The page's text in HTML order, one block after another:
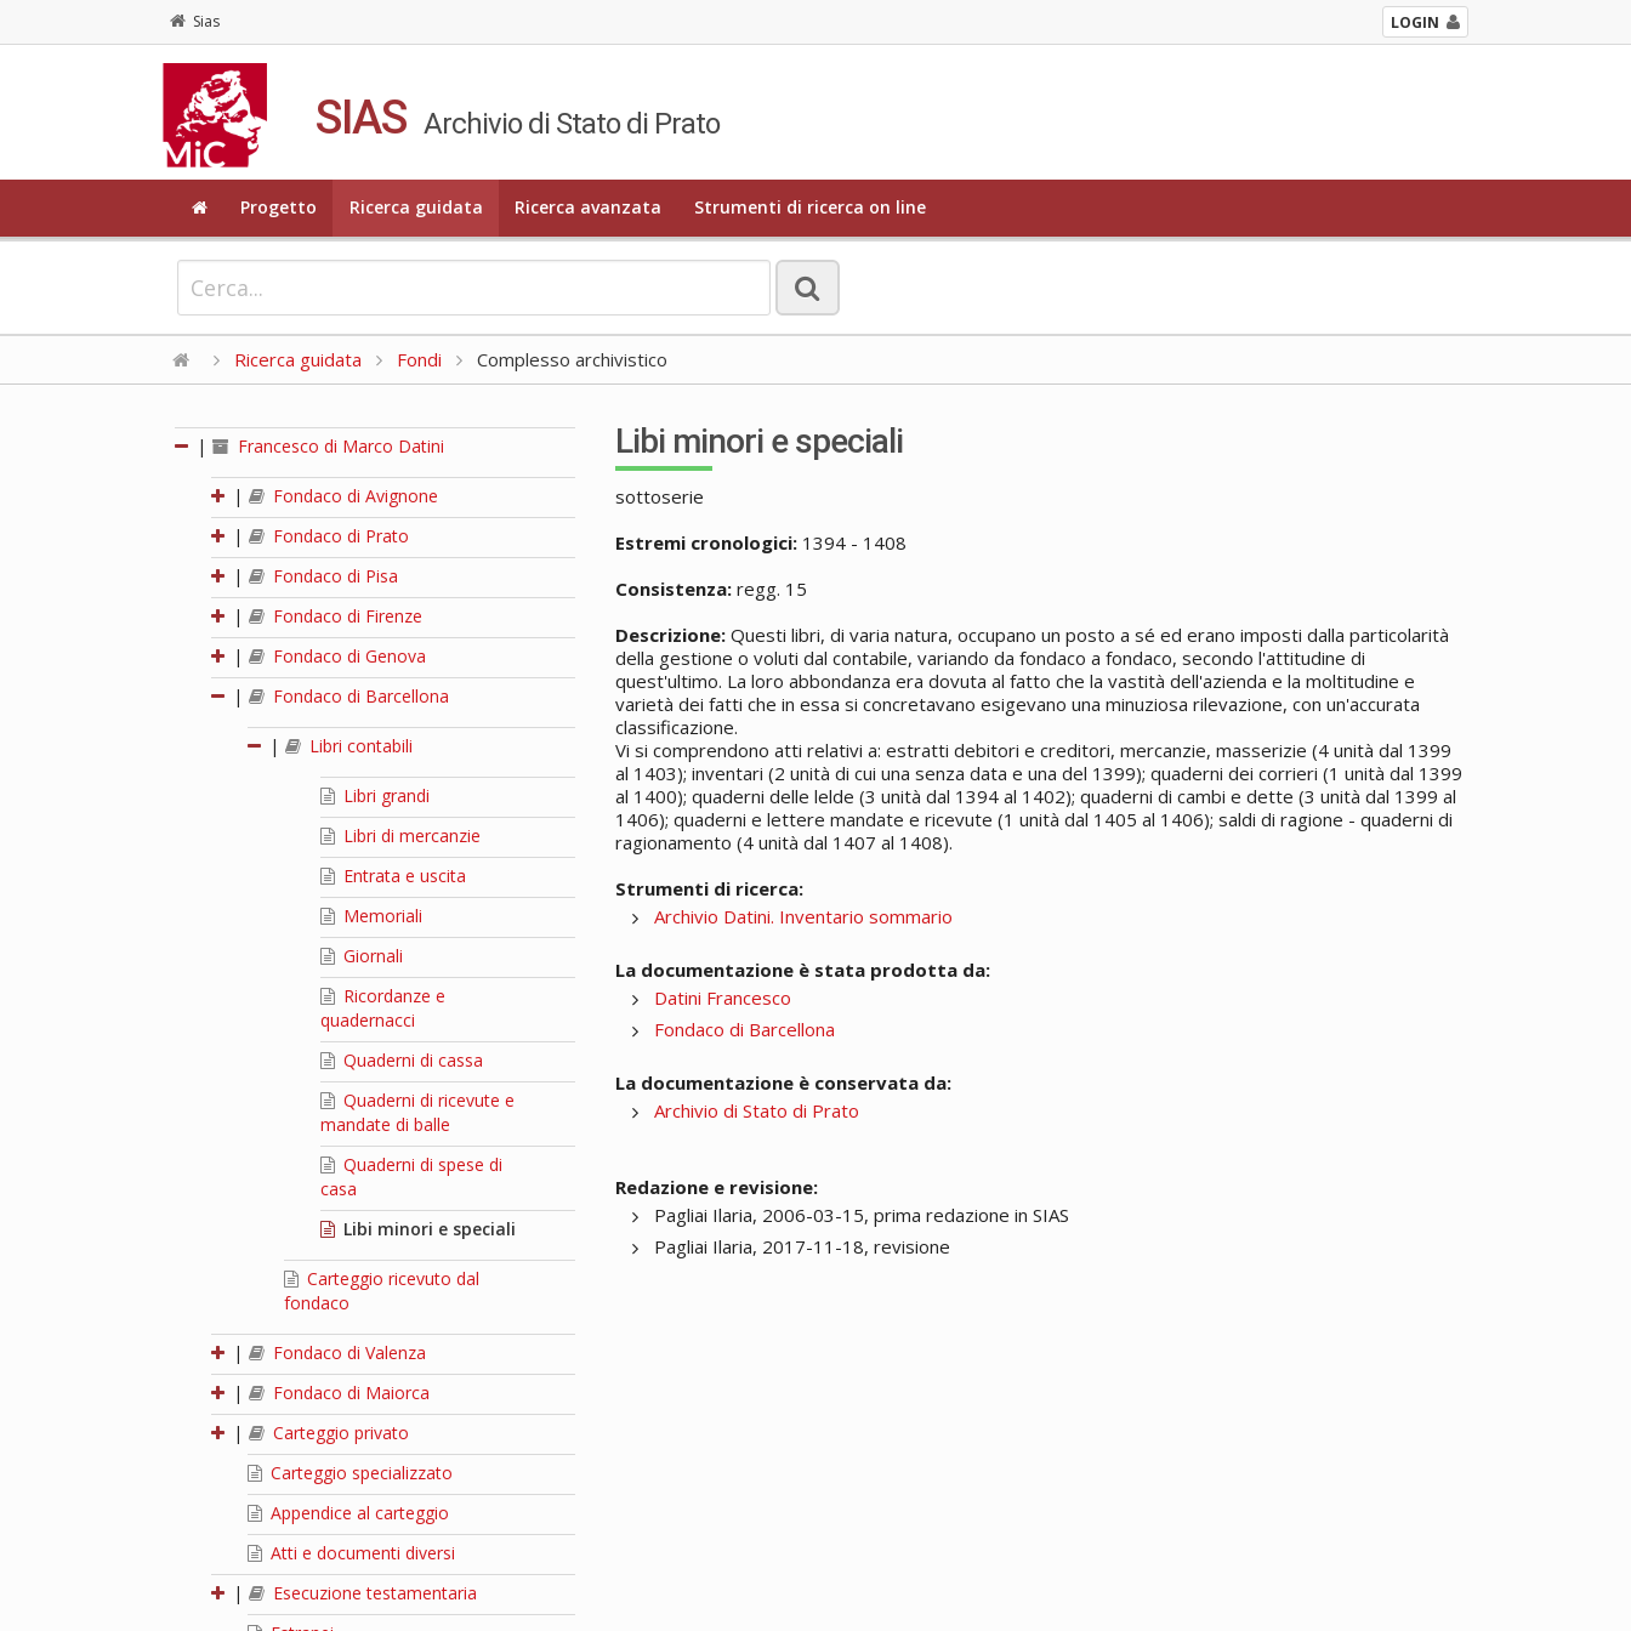
Sias LOGIN
SIAS Archivio di Stato di Prato
Progetto Ricerca guidata Ricerca avanzata Strumenti di ricerca on line
Ricerca guidata Fondi Complesso archivistico
| Francesco di Marco Datini
|
Fondaco di Avignone
|
Fondaco di Prato
|
Fondaco di Pisa
|
Fondaco di Firenze
|
Fondaco di Genova
|
Fondaco di Barcellona
| Libri contabili
Libri grandi
Libri di mercanzie
Entrata e uscita
Memoriali
Giornali
Ricordanze e
quadernacci
Quaderni di cassa
Quaderni di ricevute e
mandate di balle
Quaderni di spese di
casa
Libi minori e speciali
Carteggio ricevuto dal
fondaco
|
Fondaco di Valenza
|
Fondaco di Maiorca
|
Carteggio privato
Carteggio specializzato
Appendice al carteggio
Atti e documenti diversi
|
Esecuzione testamentaria
Libi minori e speciali
sottoserie
Estremi cronologici: 1394 - 1408
Consistenza: regg. 15
Descrizione: Questi libri, di varia natura, occupano un posto a sé ed erano imposti dalla particolarità
della gestione o voluti dal contabile, variando da fondaco a fondaco, secondo l'attitudine di
quest'ultimo. La loro abbondanza era dovuta al fatto che la vastità dell'azienda e la moltitudine e
varietà dei fatti che in essa si concretavano esigevano una minuziosa rilevazione, con un'accurata
classificazione.
Vi si comprendono atti relativi a: estratti debitori e creditori, mercanzie, masserizie (4 unità dal 1399
al 1403); inventari (2 unità di cui una senza data e una del 1399); quaderni dei corrieri (1 unità dal 1399
al 1400); quaderni delle lelde (3 unità dal 1394 al 1402); quaderni di cambi e dette (3 unità dal 1399 al
1406); quaderni e lettere mandate e ricevute (1 unità dal 1405 al 1406); saldi di ragione - quaderni di
ragionamento (4 unità dal 1407 al 1408).
Strumenti di ricerca:
Archivio Datini. Inventario sommario
La documentazione è stata prodotta da:
Datini Francesco
Fondaco di Barcellona
La documentazione è conservata da:
Archivio di Stato di Prato
Redazione e revisione:
Pagliai Ilaria, 2006-03-15, prima redazione in SIAS
Pagliai Ilaria, 2017-11-18, revisione